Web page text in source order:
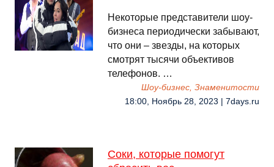
Некоторые представители шоу-
бизнеса периодически забывают,
что они – звезды, на которых
смотрят тысячи объективов
телефонов. …
Шоу-бизнес, Знаменитости
18:00, Ноябрь 28, 2023 | 7days.ru
Соки, которые помогут